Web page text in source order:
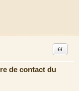
de contact du
Citation